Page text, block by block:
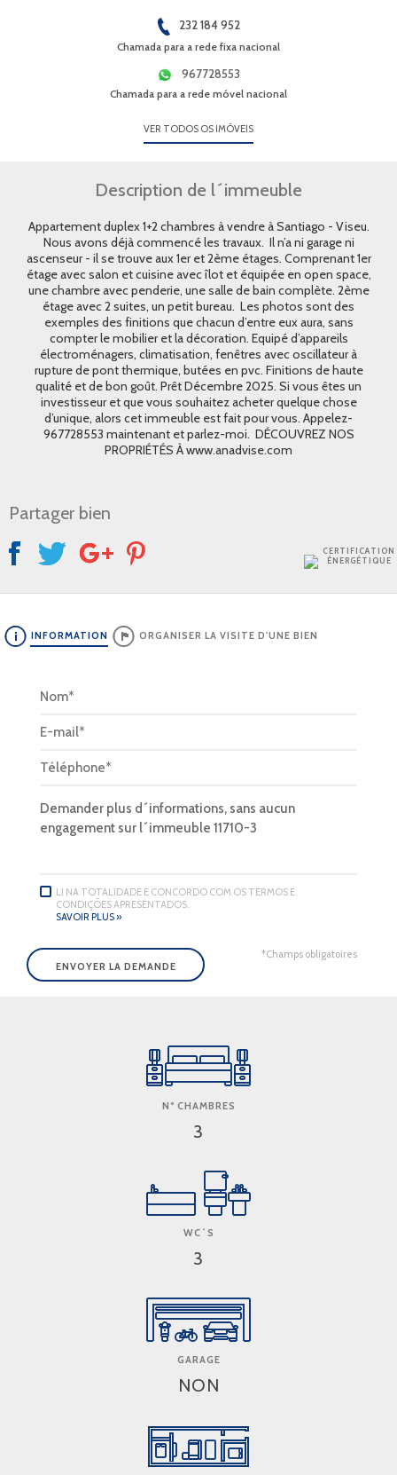
232 184 952
Chamada para a rede fixa nacional
967728553
Chamada para a rede móvel nacional
VER TODOS OS IMÓVEIS
Description de l´immeuble
CERTIFICATION
ÉNERGÉTIQUE
Appartement duplex 1+2 chambres à vendre à Santiago - Viseu.
Nous avons déjà commencé les travaux. Il n’a ni garage ni
ascenseur - il se trouve aux 1er et 2ème étages. Comprenant 1er
étage avec salon et cuisine avec îlot et équipée en open space,
une chambre avec penderie, une salle de bain complète. 2ème
étage avec 2 suites, un petit bureau. Les photos sont des
exemples des finitions que chacun d’entre eux aura, sans
compter le mobilier et la décoration. Equipé d’appareils
électroménagers, climatisation, fenêtres avec oscillateur à
rupture de pont thermique, butées en pvc. Finitions de haute
qualité et de bon goût. Prêt Décembre 2025. Si vous êtes un
investisseur et que vous souhaitez acheter quelque chose
d’unique, alors cet immeuble est fait pour vous. Appelez-
967728553 maintenant et parlez-moi. DÉCOUVREZ NOS
PROPRIÉTÉS À www.anadvise.com
Partager bien
INFORMATION ORGANISER LA VISITE D'UNE BIEN
LI NA TOTALIDADE E CONCORDO COM OS TERMOS E
CONDIÇÕES APRESENTADOS.
SAVOIR PLUS »
*Champs obligatoires
Nº CHAMBRES
3
WC´S
3
GARAGE
NON